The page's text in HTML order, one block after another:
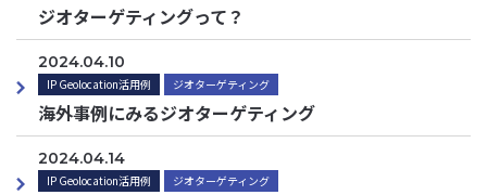
ジオターゲティングって？
2024.04.10
IP Geolocation活用例 ジオターゲティング
海外事例にみるジオターゲティング
2024.04.14
IP Geolocation活用例 ジオターゲティング